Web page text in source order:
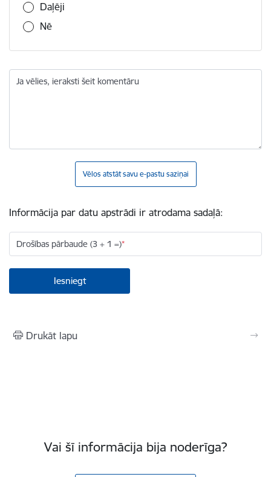
Daļēji
Nē
Ja vēlies, ieraksti šeit komentāru
Vēlos atstāt savu e-pastu saziņai
Informācija par datu apstrādi ir atrodama sadaļā:
Drošības pārbaude (3 + 1 =)
Drukāt lapu
Vai šī informācija bija noderīga?